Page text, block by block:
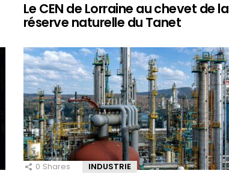
Le CEN de Lorraine au chevet de la
réserve naturelle du Tanet
0 Shares INDUSTRIE